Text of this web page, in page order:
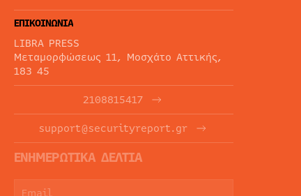
ΕΠΙΚΟΙΝΩΝΙΑ
LIBRA PRESS
Μεταμορφώσεως 11, Μοσχάτο Αττικής,
183 45
2108815417
support@securityreport.gr
ΕΝΗΜΕΡΩΤΙΚΑ ΔΕΛΤΙΑ